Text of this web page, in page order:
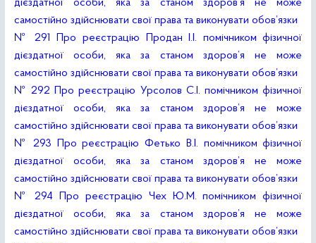
дієздатної особи, яка за станом здоров’я не може
самостійно здійснювати свої права та виконувати обов’язки
№ 291 Про реєстрацію Продан І.І. помічником фізичної
дієздатної особи, яка за станом здоров’я не може
самостійно здійснювати свої права та виконувати обов’язки
№ 292 Про реєстрацію Урсолов С.І. помічником фізичної
дієздатної особи, яка за станом здоров’я не може
самостійно здійснювати свої права та виконувати обов’язки
№ 293 Про реєстрацію Фетько В.І. помічником фізичної
дієздатної особи, яка за станом здоров’я не може
самостійно здійснювати свої права та виконувати обов’язки
№ 294 Про реєстрацію Чех Ю.М. помічником фізичної
дієздатної особи, яка за станом здоров’я не може
самостійно здійснювати свої права та виконувати обов’язки